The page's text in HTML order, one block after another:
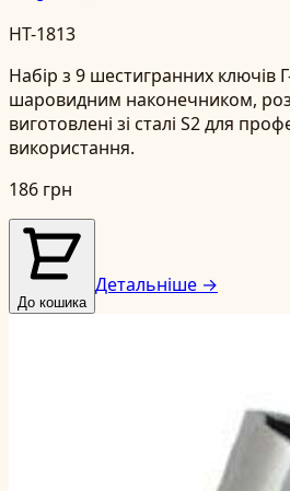
HT-1813
Набір з 9 шестигранних ключів
шаровидним наконечником,
виготовлені зі сталі S2 для
використання.
186 грн
До кошика
Детальніше →